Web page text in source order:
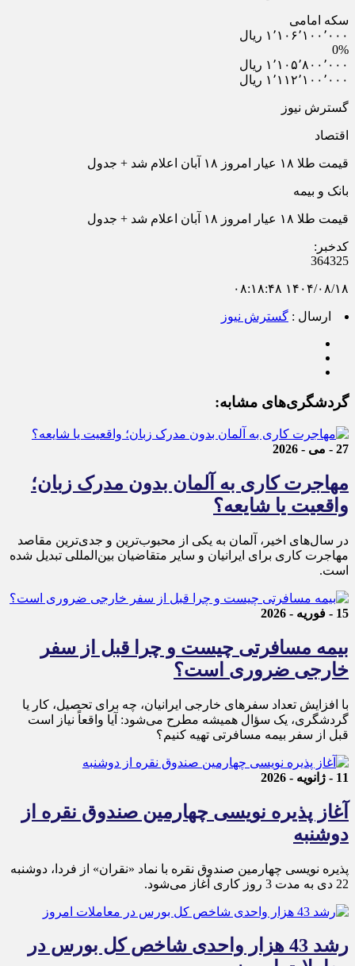
سکه امامی
۱٬۱۰۶٬۱۰۰٬۰۰۰ ریال
0%
۱٬۱۰۵٬۸۰۰٬۰۰۰ ریال
۱٬۱۱۲٬۱۰۰٬۰۰۰ ریال
گسترش نیوز
اقتصاد
قیمت طلا ۱۸ عیار امروز ۱۸ آبان اعلام شد + جدول
بانک و بیمه
قیمت طلا ۱۸ عیار امروز ۱۸ آبان اعلام شد + جدول
کدخبر:
364325
۱۴۰۴/۰۸/۱۸ ۰۸:۱۸:۴۸
ارسال : گسترش نیوز
گردشگری‌های مشابه:
27 - می - 2026
مهاجرت کاری به آلمان بدون مدرک زبان؛
واقعیت یا شایعه؟
در سال‌های اخیر، آلمان به یکی از محبوب‌ترین و جدی‌ترین مقاصد
مهاجرت کاری برای ایرانیان و سایر متقاضیان بین‌المللی تبدیل شده
است.
15 - فوریه - 2026
بیمه مسافرتی چیست و چرا قبل از سفر
خارجی ضروری است؟
با افزایش تعداد سفرهای خارجی ایرانیان، چه برای تحصیل، کار یا
گردشگری، یک سؤال همیشه مطرح می‌شود: آیا واقعاً نیاز است
قبل از سفر بیمه مسافرتی تهیه کنیم؟
11 - ژانویه - 2026
آغاز پذیره نویسی چهارمین صندوق نقره از
دوشنبه
پذیره‌ نویسی چهارمین صندوق نقره با نماد «نقران» از فردا، دوشنبه
22 دی به مدت 3 روز کاری آغاز می‌شود.
رشد 43 هزار واحدی شاخص کل بورس در